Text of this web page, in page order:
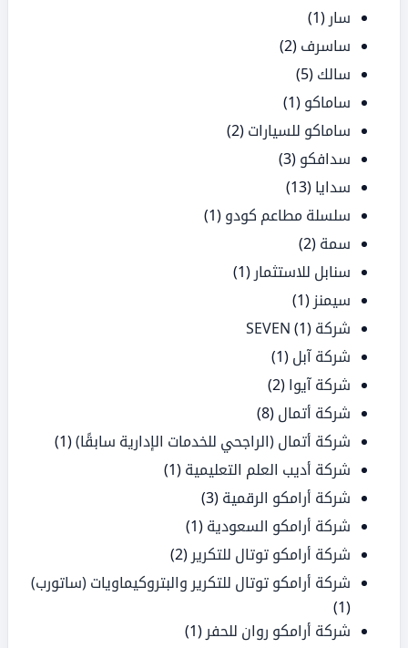
سار (1)
ساسرف (2)
سالك (5)
ساماكو (1)
ساماكو للسيارات (2)
سدافكو (3)
سدايا (13)
سلسلة مطاعم كودو (1)
سمة (2)
سنابل للاستثمار (1)
سيمنز (1)
شركة SEVEN (1)
شركة آبل (1)
شركة آيوا (2)
شركة أتمال (8)
شركة أتمال (الراجحي للخدمات الإدارية سابقًا)(1)
شركة أديب العلم التعليمية (1)
شركة أرامكو الرقمية (3)
شركة أرامكو السعودية (1)
شركة أرامكو توتال للتكرير (2)
شركة أرامكو توتال للتكرير والبتروكيماويات (ساتورب)
(1)
شركة أرامكو روان للحفر (1)